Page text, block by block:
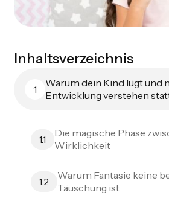
Inhaltsverzeichnis
1
Warum dein Kind lügt und
Entwicklung verstehen
1.1
Die magische Phase
Wirklichkeit
1.2
Warum Fantasie keine
Täuschung ist